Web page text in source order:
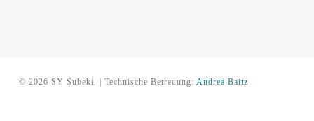
© 2026 SY Subeki. | Technische Betreuung: Andrea Baitz